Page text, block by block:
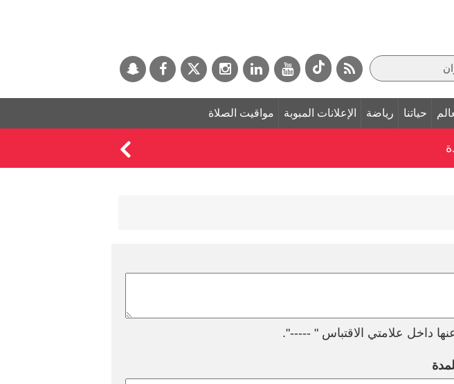
حياتنا رياضة الإعلانات المبوبة مواقيت الصلاة
داخل علامتي الاقتباس " -----".
المدة